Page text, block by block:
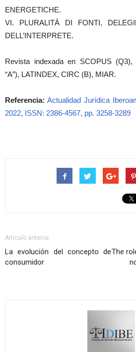
ENERGETICHE.
VI. PLURALITÀ DI FONTI,
DELL’INTERPRETE.
Revista indexada en SCOPUS
“A”), LATINDEX, CIRC (B), MIAR.
Referencia: Actualidad Jurídica
2022, ISSN: 2386-4567, pp. 3258-3289
Artículo anterior
La evolución del concepto de
consumidor
The